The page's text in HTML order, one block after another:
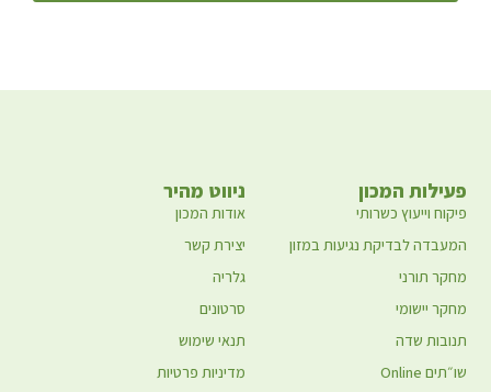
ניווט מהיר
אודות המכון
יצירת קשר
גלריה
סרטונים
תנאי שימוש
מדיניות פרטיות
פעילות המכון
פיקוח וייעוץ כשרותי
המעבדה לבדיקת נגיעות במזון
מחקר תורני
מחקר יישומי
תנובות שדה
שו״תים Online